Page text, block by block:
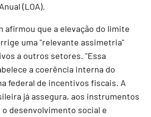
(LOA).
afirmou que a elevação do limite
uma "relevante assimetria"
a outros setores. "Essa
a coerência interna do
federal de incentivos fiscais. A
já assegura, aos instrumentos
desenvolvimento social e